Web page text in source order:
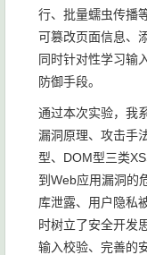
行、批量蠕虫传播
可篡改页面信息、
同时针对性学习输
防御手段。
通过本次实验，我
漏洞原理、攻击手
型、DOM型三类
到Web应用漏洞的
库泄露、用户隐私
时树立了安全开发
输入校验、完善的